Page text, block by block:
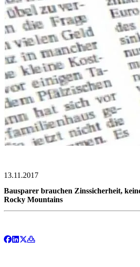
13.11.2017
Bausparer brauchen Zinssicherheit,
Rocky Mountains